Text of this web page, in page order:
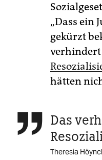
„Dass ein
gekürzt
verhindert
hätten
 Das
Theresia